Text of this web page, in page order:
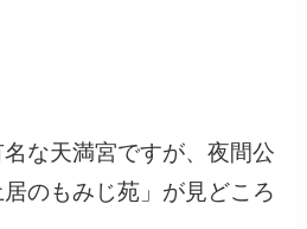
な天満宮ですが、夜間公
のもみじ苑」が見どころ